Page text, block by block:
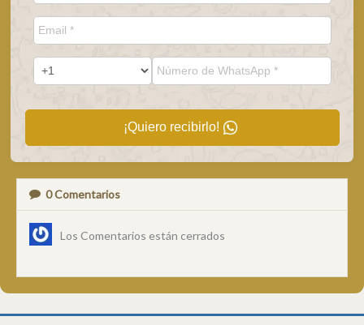
¡Quiero recibirlo!
0Comentarios
Los Comentarios están cerrados